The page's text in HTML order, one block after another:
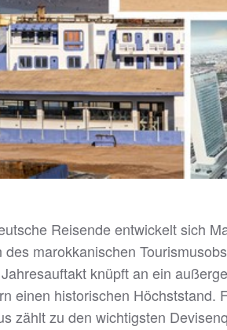
Reisende entwickelt sich
marokkanischen
knüpft an ein
einen historischen Höchststand.
zählt zu den wichtigsten